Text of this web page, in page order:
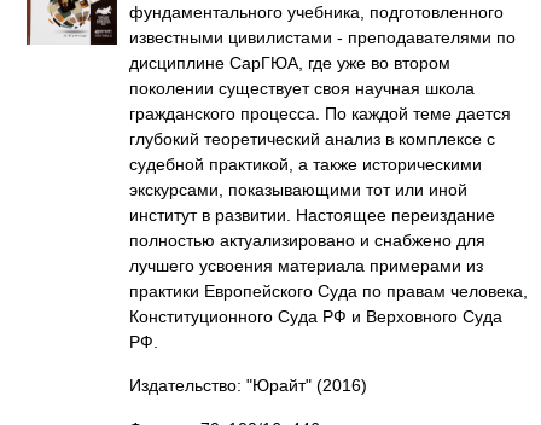
фундаментального учебника, подготовленного
известными цивилистами - преподавателями по
дисциплине СарГЮА, где уже во втором
поколении существует своя научная школа
гражданского процесса. По каждой теме дается
глубокий теоретический анализ в комплексе с
судебной практикой, а также историческими
экскурсами, показывающими тот или иной
институт в развитии. Настоящее переиздание
полностью актуализировано и снабжено для
лучшего усвоения материала примерами из
практики Европейского Суда по правам человека,
Конституционного Суда РФ и Верховного Суда
РФ.
Издательство: "Юрайт" (2016)